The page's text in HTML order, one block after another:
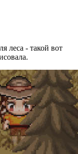
леса - такой вот